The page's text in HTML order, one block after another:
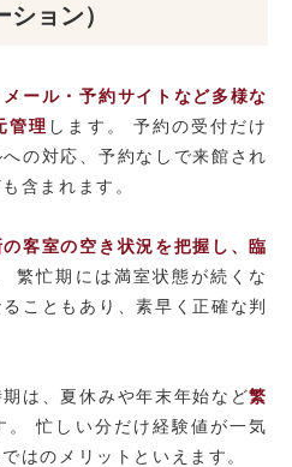
ョン）
メール・予約サイトなど多様な
管理 します。 予約の受付だけ
の対応、予約なしで来館され
含まれます。
客室の空き状況を把握し、臨
繁忙期には満室状態が続くな
こともあり、素早く正確な判
は、夏休みや年末年始など繁
。 忙しい分だけ経験値が一気
はのメリットといえます。